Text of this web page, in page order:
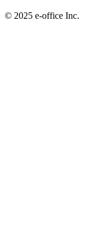
©︎ 2025 e-office Inc.